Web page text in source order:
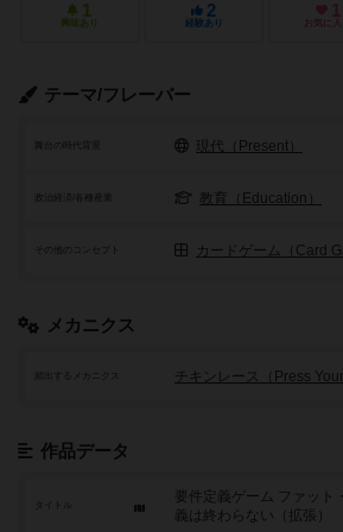
1
興味あり
2
経験あり
1
お気に入
テーマ/フレーバー
舞台の時代背景 現代（Present）
政治経済/各種産業 教育（Education）
その他のコンセプト カードゲーム（Card
メカニクス
頻出するメカニクス チキンレース（Press Your
作品データ
タイトル
要件定義ゲーム ファット
義は終わらない（拡張）